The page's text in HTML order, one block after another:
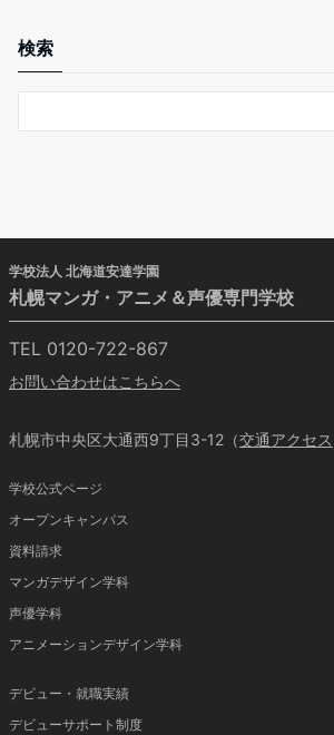
検索
学校法人 北海道安達学園
札幌マンガ・アニメ＆声優専門学校
TEL 0120-722-867
お問い合わせはこちらへ
札幌市中央区大通西9丁目3-12（交通アクセス
学校公式ページ
オープンキャンパス
資料請求
マンガデザイン学科
声優学科
アニメーションデザイン学科
デビュー・就職実績
デビューサポート制度